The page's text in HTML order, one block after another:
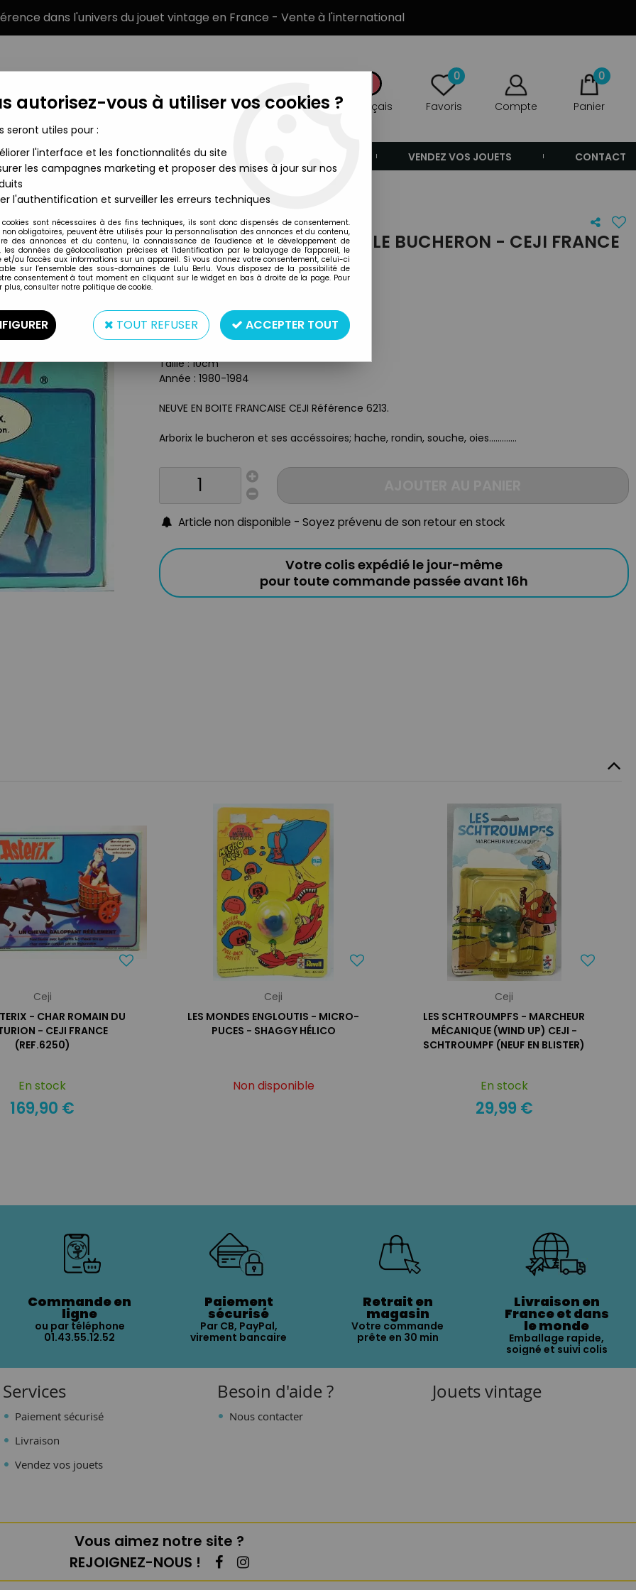
dans l'univers du jouet vintage en France - Vente à l'international
Français
0
Favoris Compte
0
Panier
MARQUES TYPE DE PRODUIT VENDEZ VOS JOUETS CONTACT
- CEJI France (ref.6213)
Ceji
PLAY ASTERIX - ARBORIX LE BUCHERON - CEJI FRANCE
(REF.6213)
Type : figurine articulée
Taille : 10cm
Année : 1980-1984
NEUVE EN BOITE FRANCAISE CEJI Référence 6213.
Arborix le bucheron et ses accéssoires; hache, rondin, souche, oies.............
Article non disponible - Soyez prévenu de son retour en stock
Votre colis expédié le jour-même
pour toute commande passée avant 16h
Ceji
- CHAR ROMAIN DU
- CEJI FRANCE
(REF.6250)
En stock
169,90 €
Ceji
LES MONDES ENGLOUTIS - MICRO-
PUCES - SHAGGY HÉLICO
Non disponible
Ceji
LES SCHTROUMPFS - MARCHEUR
MÉCANIQUE (WIND UP) CEJI -
SCHTROUMPF (NEUF EN BLISTER)
En stock
29,99 €
Commande en
ligne
ou par téléphone
01.43.55.12.52
Paiement
sécurisé
Par CB, PayPal,
virement bancaire
Retrait en
magasin
Votre commande
prête en 30 min
Livraison en
France et dans
le monde
Emballage rapide,
soigné et suivi colis
Services
Paiement sécurisé
Livraison
Vendez vos jouets
Besoin d'aide ?
Nous contacter
Jouets vintage
Vous aimez notre site ?
REJOIGNEZ-NOUS !
autorisez-vous à utiliser vos cookies ?
seront utiles pour :
l'interface et les fonctionnalités du site
les campagnes marketing et proposer des mises à jour sur nos
l'authentification et surveiller les erreurs techniques
cookies sont nécessaires à des fins techniques, ils sont donc dispensés de consentement.
non obligatoires, peuvent être utilisés pour la personnalisation des annonces et du contenu,
des annonces et du contenu, la connaissance de l'audience et le développement de
les données de géolocalisation précises et l'identification par le balayage de l'appareil, le
et/ou l'accès aux informations sur un appareil. Si vous donnez votre consentement, celui-ci
sur l’ensemble des sous-domaines de Lulu Berlu. Vous disposez de la possibilité de
consentement à tout moment en cliquant sur le widget en bas à droite de la page. Pour
plus, consulter notre politique de cookie.
TOUT REFUSER ACCEPTER TOUT